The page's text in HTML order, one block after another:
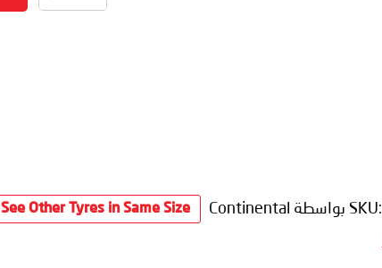
SKU: بواسطة Continental See Other Tyres in Same Size